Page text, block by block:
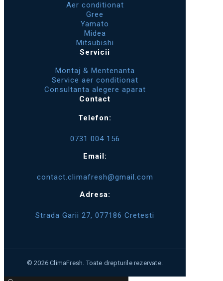
Aer conditionat
Gree
Yamato
Midea
Mitsubishi
Servicii
Montaj & Mentenanta
Service aer conditionat
Consultanta alegere aparat
Contact
Telefon:
0731 004 156
Email:
contact.climafresh@gmail.com
Adresa:
Strada Garii 27, 077186 Cretesti